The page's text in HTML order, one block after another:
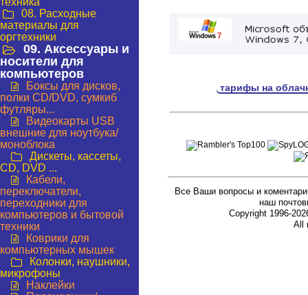
08. Расходные
материалы для
оргтехники
09. Аксессуары и
носители для
компьютеров
Боксы для дисков,
полки CD/DVD, сумкиб
футляры...
Видеокарты USB
внешние для ноутбука/
моноблока
Дискеты, кассеты,
CD, DVD ...
Кабели,
переключатели,
переходники для
компьютеров и бытовой
техники
Коврики для
компьютерных мышек
Колонки, наушники,
микрофоны
Наклейки
тарифы на
Все Ваши вопросы и
наш
Copyright 1996-
All